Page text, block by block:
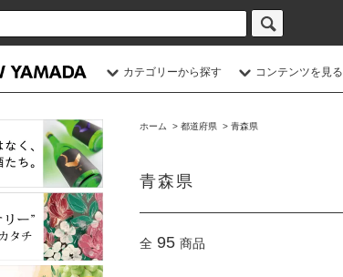
カテゴリーから探す コンテンツを見る
ホーム > 都道府県 > 青森県
青森県
全 95 商品